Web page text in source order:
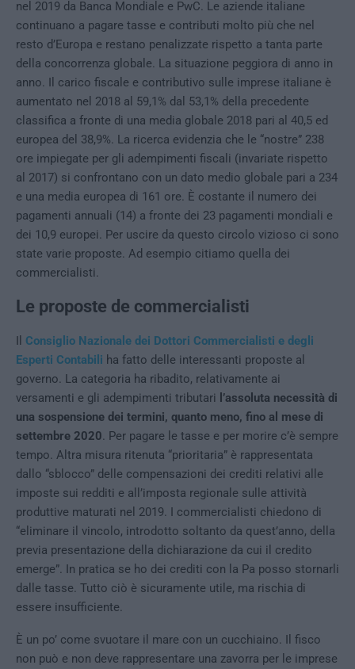
nel 2019 da Banca Mondiale e PwC. Le aziende italiane
continuano a pagare tasse e contributi molto più che nel
resto d’Europa e restano penalizzate rispetto a tanta parte
della concorrenza globale. La situazione peggiora di anno in
anno. Il carico fiscale e contributivo sulle imprese italiane è
aumentato nel 2018 al 59,1% dal 53,1% della precedente
classifica a fronte di una media globale 2018 pari al 40,5 ed
europea del 38,9%. La ricerca evidenzia che le “nostre” 238
ore impiegate per gli adempimenti fiscali (invariate rispetto
al 2017) si confrontano con un dato medio globale pari a 234
e una media europea di 161 ore. È costante il numero dei
pagamenti annuali (14) a fronte dei 23 pagamenti mondiali e
dei 10,9 europei. Per uscire da questo circolo vizioso ci sono
state varie proposte. Ad esempio citiamo quella dei
commercialisti.
Le proposte de commercialisti
Il Consiglio Nazionale dei Dottori Commercialisti e degli
Esperti Contabili ha fatto delle interessanti proposte al
governo. La categoria ha ribadito, relativamente ai
versamenti e gli adempimenti tributari l’assoluta necessità di
una sospensione dei termini, quanto meno, fino al mese di
settembre 2020. Per pagare le tasse e per morire c’è sempre
tempo. Altra misura ritenuta “prioritaria” è rappresentata
dallo “sblocco” delle compensazioni dei crediti relativi alle
imposte sui redditi e all’imposta regionale sulle attività
produttive maturati nel 2019. I commercialisti chiedono di
“eliminare il vincolo, introdotto soltanto da quest’anno, della
previa presentazione della dichiarazione da cui il credito
emerge”. In pratica se ho dei crediti con la Pa posso stornarli
dalle tasse. Tutto ciò è sicuramente utile, ma rischia di
essere insufficiente.
È un po’ come svuotare il mare con un cucchiaino. Il fisco
non può e non deve rappresentare una zavorra per le imprese